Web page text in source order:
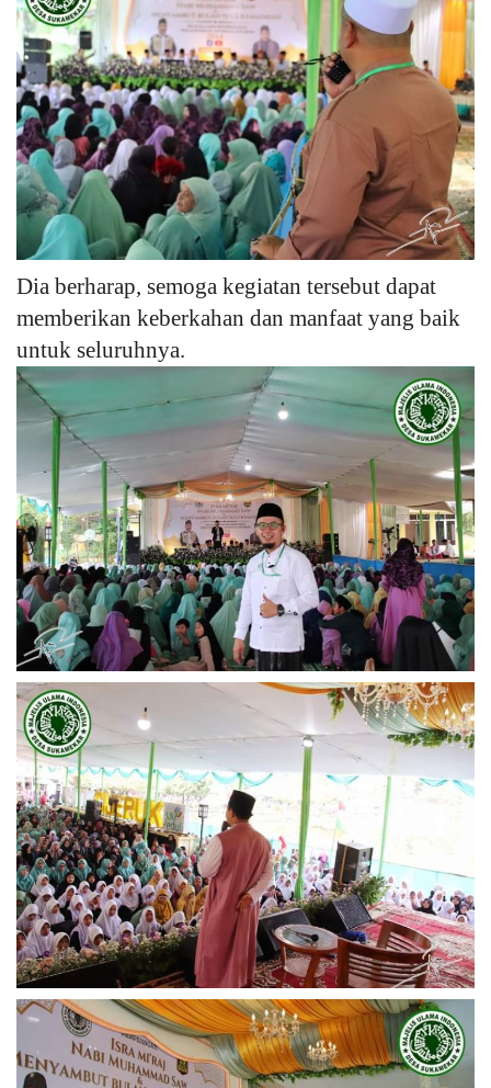
Dia berharap, semoga kegiatan tersebut dapat
memberikan keberkahan dan manfaat yang baik
untuk seluruhnya.